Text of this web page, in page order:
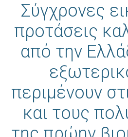
Σύγχρονες
προτάσεις
από την
περιμένουν
και τους